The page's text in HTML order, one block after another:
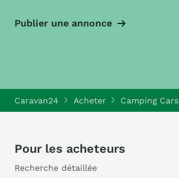
Publier une annonce
Caravan24 Acheter Camping Cars
Pour les acheteurs
Recherche détaillée